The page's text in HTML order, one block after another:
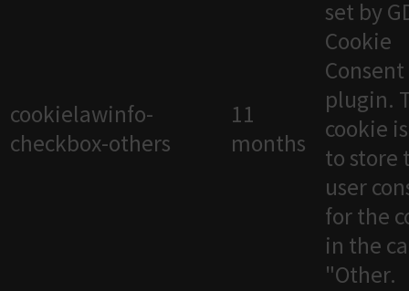
cookielawinfo-
checkbox-others
11
months
set by
Cookie
Consent
plugin.
cookie
to store
user
for the
in the
"Other.